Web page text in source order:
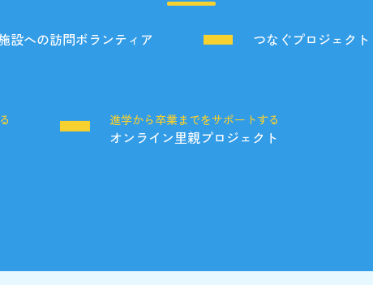
設への訪問ボランティア つなぐプロジェクト
進学から卒業までをサポートする
オンライン里親プロジェクト